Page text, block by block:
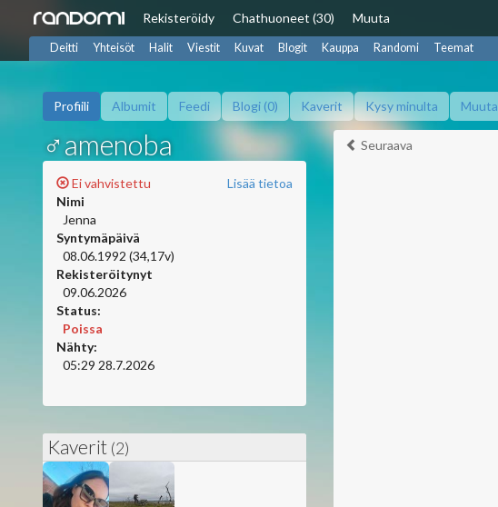
Rekisteröidy Chathuoneet (30) Muuta
Deitti Yhteisöt Halit Viestit Kuvat Blogit Kauppa Randomi Teemat
Profiili Albumit Feedi Blogi (0) Kaverit Kysy minulta Muuta
Seuraava
♂amenoba
Lisää tietoa
Ei vahvistettu
Nimi
Jenna
Syntymäpäivä
08.06.1992 (34,17v)
Rekisteröitynyt
09.06.2026
Status:
Poissa
Nähty:
05:29 28.7.2026
Kaverit (2)